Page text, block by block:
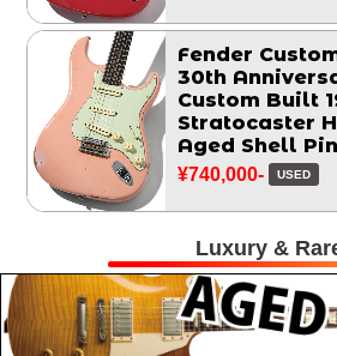
Fender
30th
Custom Built
Stratocaster
Aged Shell
¥740,000- USED
Luxury &